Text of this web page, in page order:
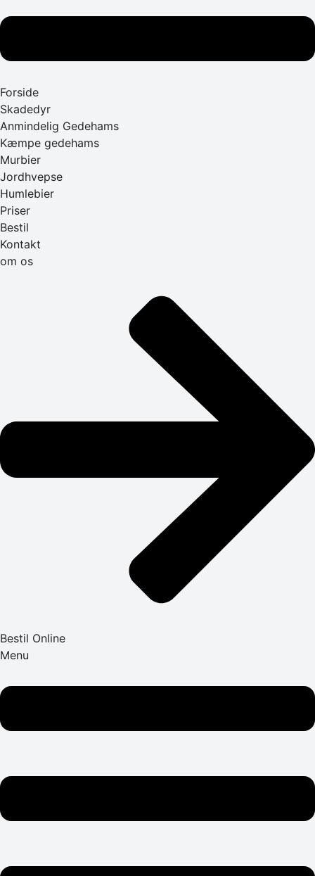
Forside
Skadedyr
Anmindelig Gedehams
Kæmpe gedehams
Murbier
Jordhvepse
Humlebier
Priser
Bestil
Kontakt
om os
Bestil Online
Menu